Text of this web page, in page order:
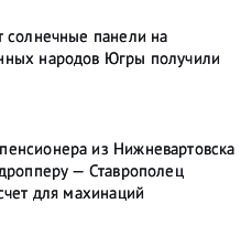
солнечные панели на
народов Югры получили
из Нижневартовска
— Ставрополец
для махинаций